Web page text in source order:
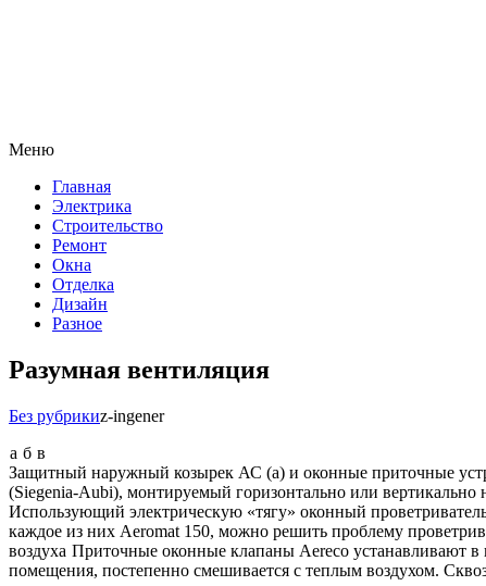
Меню
Главная
Электрика
Строительство
Ремонт
Окна
Отделка
Дизайн
Разное
Разумная вентиляция
Без рубрикиz-ingener
а б в
Защитный наружный козырек АС (а) и оконные приточные
(Siegenia-Aubi), монтируемый горизонтально или
Использующий электрическую «тягу» оконный
каждое из них Aeromat 150, можно решить проблему
воздуха Приточные оконные клапаны Aereco устанавливают в
помещения, постепенно смешивается с теплым воздухом.